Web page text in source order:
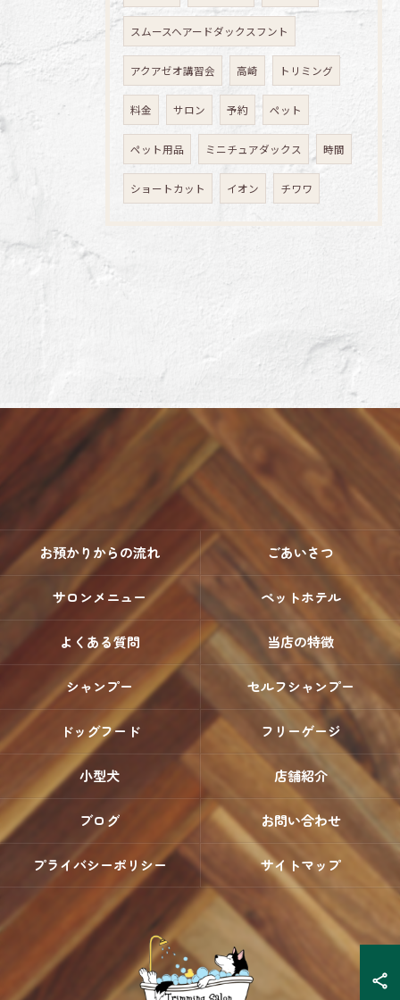
スムースヘアードダックスフント
アクアゼオ講習会 高崎 トリミング
料金 サロン 予約 ペット
ペット用品 ミニチュアダックス 時間
ショートカット イオン チワワ
お預かりからの流れ ごあいさつ
サロンメニュー ペットホテル
よくある質問 当店の特徴
シャンプー セルフシャンプー
ドッグフード フリーゲージ
小型犬 店舗紹介
ブログ お問い合わせ
プライバシーポリシー サイトマップ